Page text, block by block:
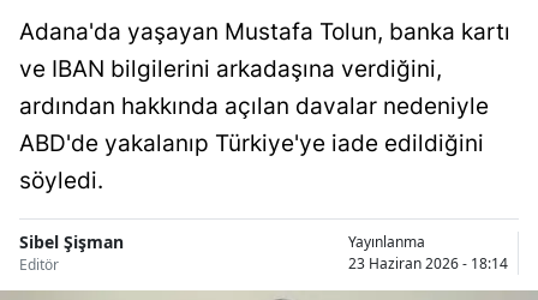
Antalya
Artvin
Aydın
Bilecik
Adana'da yaşayan Mustafa Tolun, banka kartı
ve IBAN bilgilerini arkadaşına verdiğini,
ardından hakkında açılan davalar nedeniyle
ABD'de yakalanıp Türkiye'ye iade edildiğini
söyledi.
Sibel Şişman
Editör
Yayınlanma
23 Haziran 2026 - 18:14